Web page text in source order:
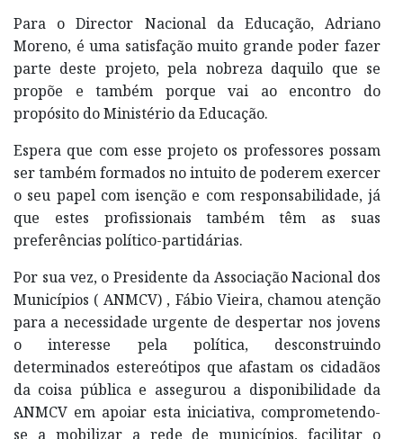
Para o Director Nacional da Educação, Adriano
Moreno, é uma satisfação muito grande poder fazer
parte deste projeto, pela nobreza daquilo que se
propõe e também porque vai ao encontro do
propósito do Ministério da Educação.
Espera que com esse projeto os professores possam
ser também formados no intuito de poderem exercer
o seu papel com isenção e com responsabilidade, já
que estes profissionais também têm as suas
preferências político-partidárias.
Por sua vez, o Presidente da Associação Nacional dos
Municípios ( ANMCV) , Fábio Vieira, chamou atenção
para a necessidade urgente de despertar nos jovens
o interesse pela política, desconstruindo
determinados estereótipos que afastam os cidadãos
da coisa pública e assegurou a disponibilidade da
ANMCV em apoiar esta iniciativa, comprometendo-
se a mobilizar a rede de municípios, facilitar o